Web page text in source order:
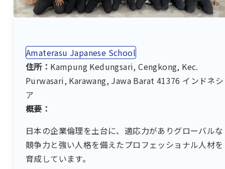
Amaterasu Japanese School
住所： Kampung Kedungsari, Cengkong, Kec.
Purwasari, Karawang, Jawa Barat 41376 インドネシ
ア
概要：
日本の企業倫理を土台に、適応力がありグローバルな
競争力と強い人格を備えたプロフェッショナル人材を
育成しています。